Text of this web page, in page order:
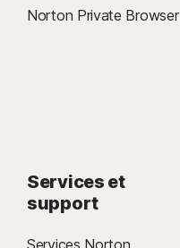
Norton Private Browser
Services et
support
Services Norton